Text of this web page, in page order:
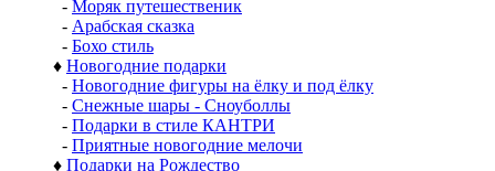
- Моряк путешественик
- Арабская сказка
- Бохо стиль
♦ Новогодние подарки
- Новогодние фигуры на ёлку и под ёлку
- Снежные шары - Сноуболлы
- Подарки в стиле КАНТРИ
- Приятные новогодние мелочи
♦ Подарки на Рождество